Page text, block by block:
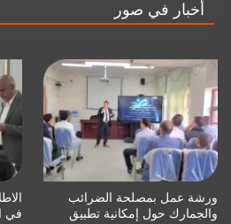
أخبار في صور
ورشة عمل بمصلحة الضرائب
والجمارك حول إمكانية تطبيق
في